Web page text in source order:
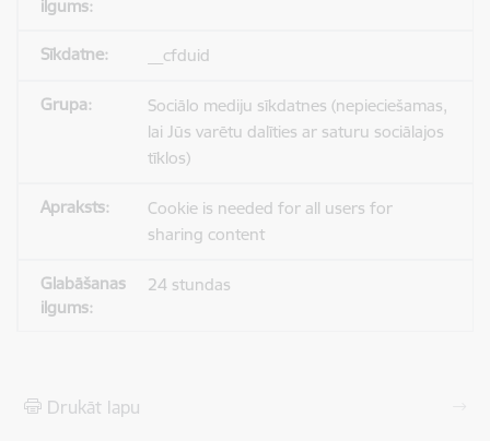
__cfduid
Sociālo mediju sīkdatnes (nepieciešamas,
lai Jūs varētu dalīties ar saturu sociālajos
tīklos)
Cookie is needed for all users for
sharing content
24 stundas
Drukāt lapu